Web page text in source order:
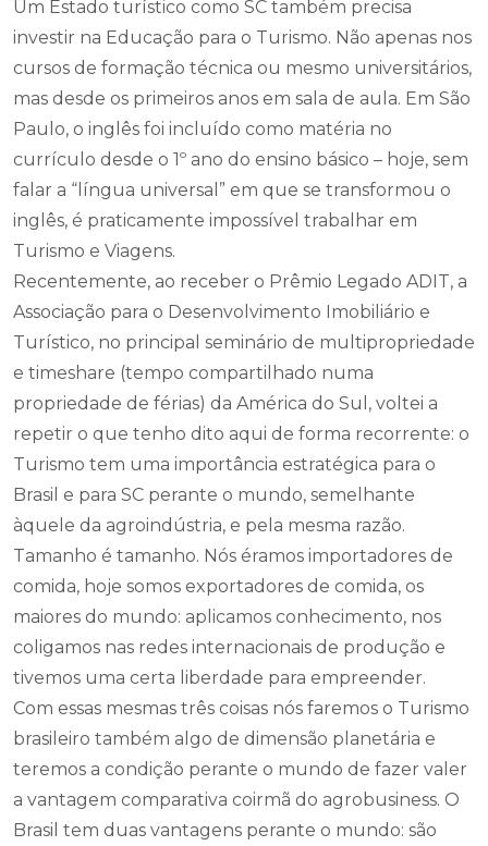
Um Estado turístico como SC também precisa
investir na Educação para o Turismo. Não apenas nos
cursos de formação técnica ou mesmo universitários,
mas desde os primeiros anos em sala de aula. Em São
Paulo, o inglês foi incluído como matéria no
currículo desde o 1º ano do ensino básico – hoje, sem
falar a “língua universal” em que se transformou o
inglês, é praticamente impossível trabalhar em
Turismo e Viagens.
Recentemente, ao receber o Prêmio Legado ADIT, a
Associação para o Desenvolvimento Imobiliário e
Turístico, no principal seminário de multipropriedade
e timeshare (tempo compartilhado numa
propriedade de férias) da América do Sul, voltei a
repetir o que tenho dito aqui de forma recorrente: o
Turismo tem uma importância estratégica para o
Brasil e para SC perante o mundo, semelhante
àquele da agroindústria, e pela mesma razão.
Tamanho é tamanho. Nós éramos importadores de
comida, hoje somos exportadores de comida, os
maiores do mundo: aplicamos conhecimento, nos
coligamos nas redes internacionais de produção e
tivemos uma certa liberdade para empreender.
Com essas mesmas três coisas nós faremos o Turismo
brasileiro também algo de dimensão planetária e
teremos a condição perante o mundo de fazer valer
a vantagem comparativa coirmã do agrobusiness. O
Brasil tem duas vantagens perante o mundo: são